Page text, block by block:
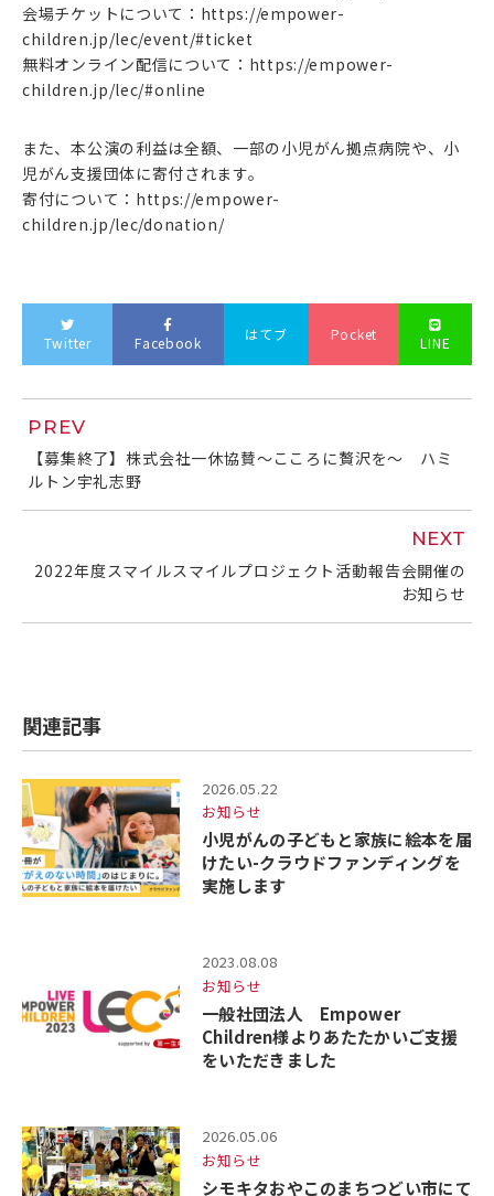
会場チケットについて：https://empower-
children.jp/lec/event/#ticket
無料オンライン配信について：https://empower-
children.jp/lec/#online
また、本公演の利益は全額、一部の小児がん拠点病院や、小
児がん支援団体に寄付されます。
寄付について：https://empower-
children.jp/lec/donation/
Twitter Facebook はてブ Pocket LINE
PREV
【募集終了】株式会社一休協賛～こころに贅沢を～ ハミ
ルトン宇礼志野
NEXT
2022年度スマイルスマイルプロジェクト活動報告会開催の
お知らせ
関連記事
2026.05.22
お知らせ
小児がんの子どもと家族に絵本を届
けたい-クラウドファンディングを
実施します
2023.08.08
お知らせ
一般社団法人 Empower
Children様よりあたたかいご支援
をいただきました
2026.05.06
お知らせ
シモキタおやこのまちつどい市にて